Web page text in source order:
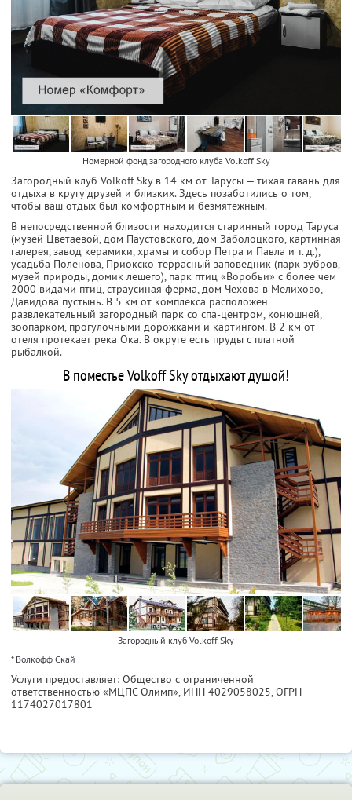
Номерной фонд загородного клуба Volkoff Sky
Загородный клуб Volkoff Sky в 14 км от Тарусы — тихая гавань для
отдыха в кругу друзей и близких. Здесь позаботились о том,
чтобы ваш отдых был комфортным и безмятежным.
В непосредственной близости находится старинный город Таруса
(музей Цветаевой, дом Паустовского, дом Заболоцкого, картинная
галерея, завод керамики, храмы и собор Петра и Павла и т. д.),
усадьба Поленова, Приокско-террасный заповедник (парк зубров,
музей природы, домик лешего), парк птиц «Воробьи» с более чем
2000 видами птиц, страусиная ферма, дом Чехова в Мелихово,
Давидова пустынь. В 5 км от комплекса расположен
развлекательный загородный парк со спа-центром, конюшней,
зоопарком, прогулочными дорожками и картингом. В 2 км от
отеля протекает река Ока. В округе есть пруды с платной
рыбалкой.
В поместье Volkoff Sky отдыхают душой!
Загородный клуб Volkoff Sky
* Волкофф Скай
Услуги предоставляет: Общество с ограниченной
ответственностью «МЦПС Олимп», ИНН 4029058025, ОГРН
1174027017801